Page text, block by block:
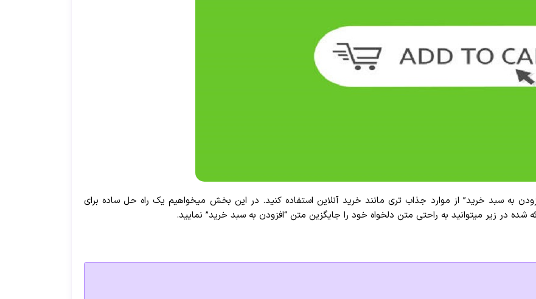
به سبد خرید” از موارد جذاب تری مانند خرید آنلاین استفاده کنید. در این بخش میخواهیم یک راه حل ساده برای
در زیر میتوانید به راحتی متن دلخواه خود را جایگزین متن “افزودن به سبد خرید” نمایید.